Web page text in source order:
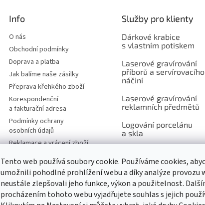
Tento web používá soubory cookie. Používáme cookies,
umožnili pohodlné prohlížení webu a díky analýze provozu
neustále zlepšovali jeho funkce, výkon a použitelnost.
procházením tohoto webu vyjadřujete souhlas s jejich
Info
O nás
Obchodní podmínky
Doprava a platba
Jak balíme naše zásilky
Přeprava křehkého zboží
Korespondenční
a fakturační adresa
Podmínky ochrany
osobních údajů
Reklamace a vrácení zboží
Moje objednávka
Prodávané značky
Katalogy
Kontakty
Služby pro klienty
Dárkové krabice
s vlastním potiskem
Laserové gravírování
příborů a servírovacího
náčiní
Laserové gravírování
reklamních předmětů
Logování porcelánu
a skla
a potisk
Ukázky reklamního
potisku produktů